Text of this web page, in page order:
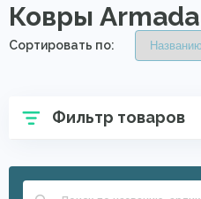
Ковры Armada
Сортировать по:
Фильтр товаров